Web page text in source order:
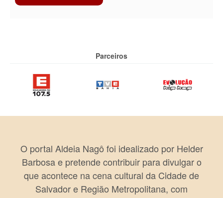
Parceiros
O portal Aldeia Nagô foi idealizado por Helder
Barbosa e pretende contribuir para divulgar o
que acontece na cena cultural da Cidade de
Salvador e Região Metropolitana, com